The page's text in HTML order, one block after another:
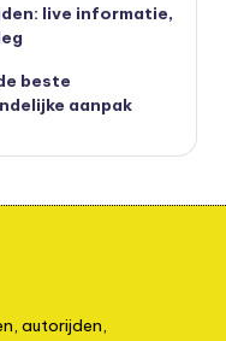
live informatie,
beste
aanpak
autorijden,